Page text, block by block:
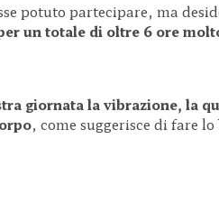
potuto partecipare, ma
un totale di oltre 6 ore
giornata la vibrazione, la
, come suggerisce di fare lo